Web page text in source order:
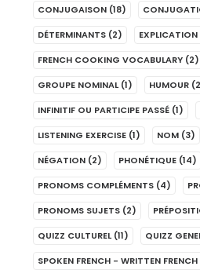
CONJUGAISON (18)
DÉTERMINANTS (2) EXPLICATION
FRENCH COOKING VOCABULARY (2)
GROUPE NOMINAL (1) HUMOUR
INFINITIF OU PARTICIPE PASSÉ (1)
LISTENING EXERCISE (1) NOM (3)
NÉGATION (2) PHONÉTIQUE (14)
PRONOMS COMPLÉMENTS (4)
PRONOMS SUJETS (2)
QUIZZ CULTUREL (11) QUIZZ
SPOKEN FRENCH - WRITTEN FRENCH